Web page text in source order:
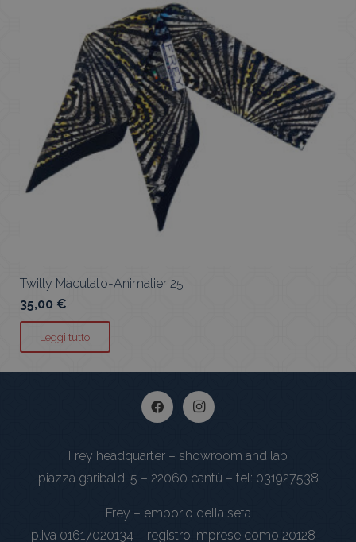
Bandeau Fiore Blu 25
75,00 €
Aggiungi al carrello
Frey headquarter – showroom and lab
piazza garibaldi 5 – 22060 cantù – tel: 031927538
Frey – emporio della seta
p.iva 01617020134 – registro imprese como 20128 –